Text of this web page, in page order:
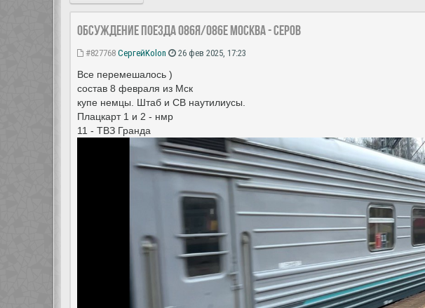
Обсуждение поезда 086Я/086Е Москва - Серов
#827768 СергейKolon 26 фев 2025, 17:23
Все перемешалось )
состав 8 февраля из Мск
купе немцы. Штаб и СВ наутилиусы.
Плацкарт 1 и 2 - нмр
11 - ТВЗ Гранда